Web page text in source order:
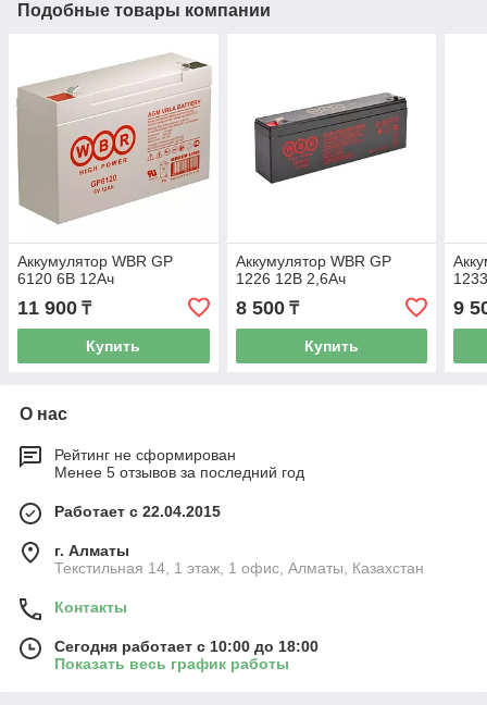
Подобные товары компании
Аккумулятор WBR GP
6120 6В 12Ач
11 900 ₸
Купить
Аккумулятор WBR GP
1226 12В 2,6Ач
8 500₸
Купить
9
О нас
Рейтинг не сформирован
Менее 5 отзывов за последний год
Работает с 22.04.2015
г. Алматы
Текстильная 14, 1 этаж, 1 офис, Алматы, Казахстан
Контакты
Сегодня работает с 10:00 до 18:00
Показать весь график работы